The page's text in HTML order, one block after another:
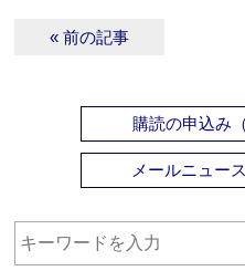
« 前の記事
購読の申込み
メールニュー